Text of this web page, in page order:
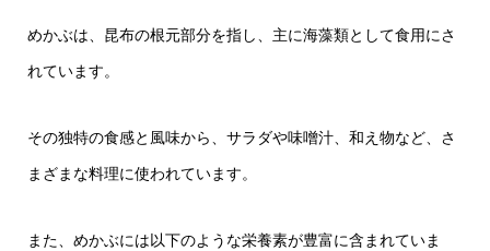
めかぶは、昆布の根元部分を指し、主に海藻類として食用にさ
れています。
その独特の食感と風味から、サラダや味噌汁、和え物など、さ
まざまな料理に使われています。
また、めかぶには以下のような栄養素が豊富に含まれていま